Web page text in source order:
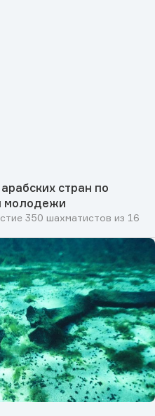
стран по
молодежи
350 шахматистов из 16